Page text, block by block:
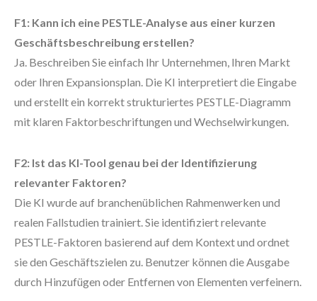
F1: Kann ich eine PESTLE-Analyse aus einer kurzen
Geschäftsbeschreibung erstellen?
Ja. Beschreiben Sie einfach Ihr Unternehmen, Ihren Markt
oder Ihren Expansionsplan. Die KI interpretiert die Eingabe
und erstellt ein korrekt strukturiertes PESTLE-Diagramm
mit klaren Faktorbeschriftungen und Wechselwirkungen.
F2: Ist das KI-Tool genau bei der Identifizierung
relevanter Faktoren?
Die KI wurde auf branchenüblichen Rahmenwerken und
realen Fallstudien trainiert. Sie identifiziert relevante
PESTLE-Faktoren basierend auf dem Kontext und ordnet
sie den Geschäftszielen zu. Benutzer können die Ausgabe
durch Hinzufügen oder Entfernen von Elementen verfeinern.